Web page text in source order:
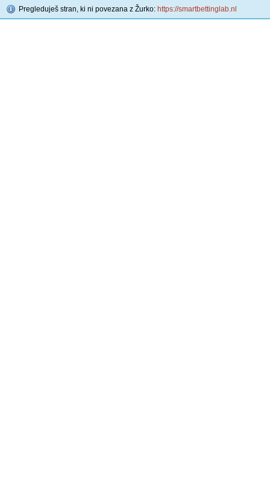
Pregleduješ stran, ki ni povezana z Žurko: https://smartbettinglab.nl